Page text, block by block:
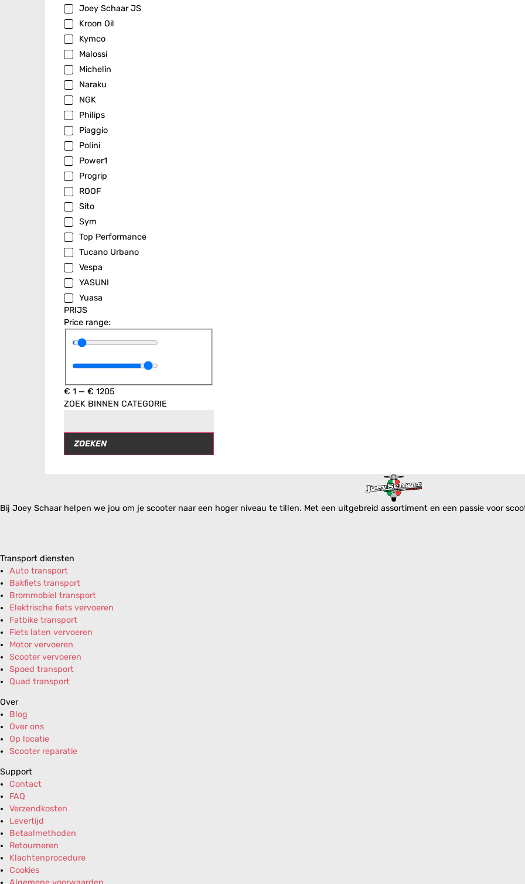
Joey Schaar JS
Kroon Oil
Kymco
Malossi
Michelin
Naraku
NGK
Philips
Piaggio
Polini
Power1
Progrip
ROOF
Sito
Sym
Top Performance
Tucano Urbano
Vespa
YASUNI
Yuasa
PRIJS
Price range:
€ 1 — € 1205
ZOEK BINNEN CATEGORIE
ZOEKEN
Bij Joey Schaar helpen we jou om je scooter naar een hoger niveau te tillen. Met een uitgebreid assortiment en een passie voor
Transport diensten
Auto transport
Bakfiets transport
Brommobiel transport
Elektrische fiets vervoeren
Fatbike transport
Fiets laten vervoeren
Motor vervoeren
Scooter vervoeren
Spoed transport
Quad transport
Over
Blog
Over ons
Op locatie
Scooter reparatie
Support
Contact
FAQ
Verzendkosten
Levertijd
Betaalmethoden
Retourneren
Klachtenprocedure
Cookies